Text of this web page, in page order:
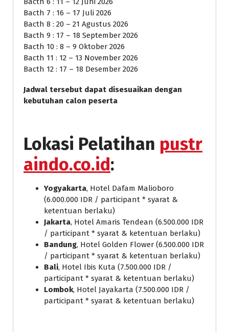
Bacth 7 : 16 – 17 Juli 2026
Bacth 8 : 20 – 21 Agustus 2026
Bacth 9 : 17 – 18 September 2026
Bacth 10 : 8 – 9 Oktober 2026
Bacth 11 : 12 – 13 November 2026
Bacth 12 : 17 – 18 Desember 2026
Jadwal tersebut dapat disesuaikan dengan
kebutuhan calon peserta
Lokasi Pelatihan pustr
aindo.co.id:
Yogyakarta, Hotel Dafam Malioboro
(6.000.000 IDR / participant * syarat &
ketentuan berlaku)
Jakarta, Hotel Amaris Tendean (6.500.000 IDR
/ participant * syarat & ketentuan berlaku)
Bandung, Hotel Golden Flower (6.500.000 IDR
/ participant * syarat & ketentuan berlaku)
Bali, Hotel Ibis Kuta (7.500.000 IDR /
participant * syarat & ketentuan berlaku)
Lombok, Hotel Jayakarta (7.500.000 IDR /
participant * syarat & ketentuan berlaku)